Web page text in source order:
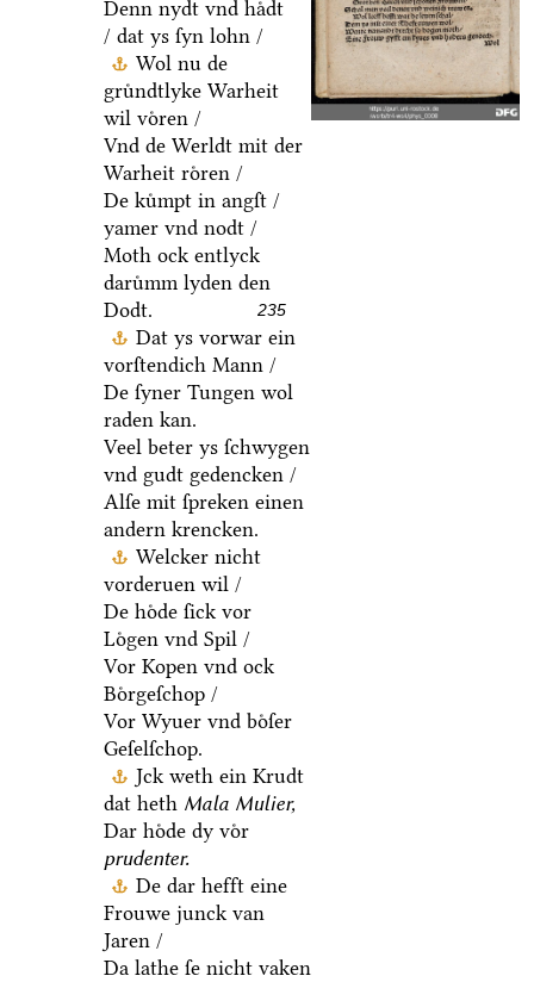
Denn nydt vnd haͤdt
/ dat ys ſyn lohn /
Wol nu de
gruͤndtlyke Warheit
wil voͤren /
Vnd de Werldt mit der
Warheit roͤren /
De kuͤmpt in angſt /
yamer vnd nodt /
Moth ock entlyck
daruͤmm lyden den
Dodt.
235
Dat ys vorwar ein
vorſtendich Mann /
De ſyner Tungen wol
raden kan.
Veel beter ys ſchwygen
vnd gudt gedencken /
Alſe mit ſpreken einen
andern krencken.
Welcker nicht
vorderuen wil /
De hoͤde ſick vor
Loͤgen vnd Spil /
Vor Kopen vnd ock
Boͤrgeſchop /
Vor Wyuer vnd boͤſer
Geſelſchop.
Jck weth ein Krudt
dat heth Mala Mulier,
Dar hoͤde dy voͤr
prudenter.
De dar hefft eine
Frouwe junck van
Jaren /
Da lathe ſe nicht vaken